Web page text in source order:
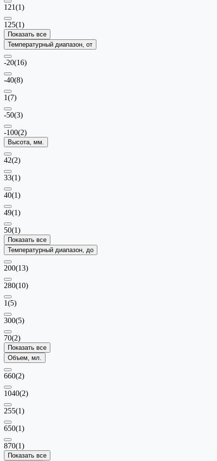
121(1)
125(1)
Показать все
Температурный диапазон, от
-20(16)
-40(8)
1(7)
-50(3)
-100(2)
Высота, мм.
42(2)
33(1)
40(1)
49(1)
50(1)
Показать все
Температурный диапазон, до
200(13)
280(10)
1(5)
300(5)
70(2)
Показать все
Объем, мл.
660(2)
1040(2)
255(1)
650(1)
870(1)
Показать все